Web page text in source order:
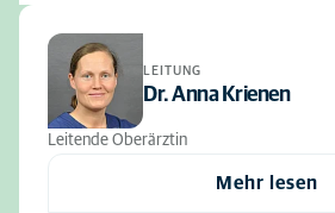
LEITUNG
Dr. Anna Krienen
Leitende Oberärztin
Mehr lesen